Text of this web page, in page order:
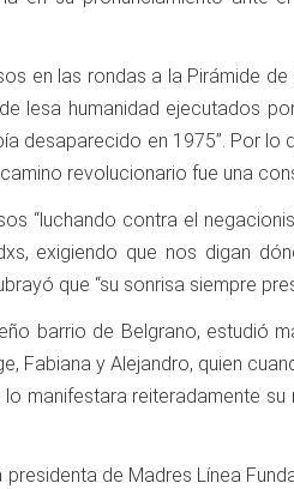
en las rondas a la Pirámide
lesa humanidad ejecutados
desaparecido en 1975”. Por
revolucionario fue una
“luchando contra el
exigiendo que nos digan
que “su sonrisa siempre
barrio de Belgrano, estudió
Fabiana y Alejandro, quien
lo manifestara reiteradamente
de Madres Línea